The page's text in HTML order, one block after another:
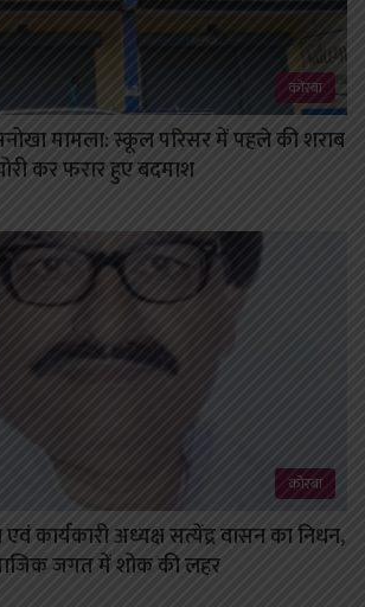
कोरबा
मामला: स्कूल परिसर में पहले की शराब
कर फरार हुए बदमाश
कोरबा
एवं कार्यकारी अध्यक्ष सत्येंद्र वासन का निधन,
जगत में शोक की लहर